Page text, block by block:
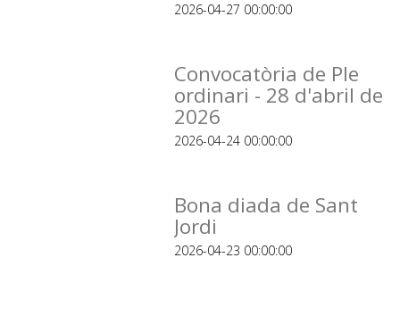
2026-04-27 00:00:00
Convocatòria de Ple
ordinari - 28 d'abril de
2026
2026-04-24 00:00:00
Bona diada de Sant
Jordi
2026-04-23 00:00:00